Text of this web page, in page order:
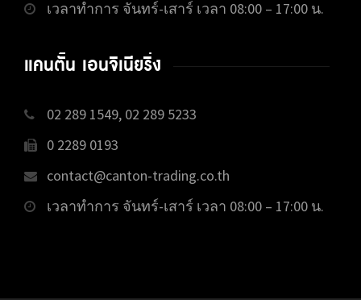
เวลาทำการ จันทร์-เสาร์ เวลา 08:00 – 17:00 น.
แคนตั้น เอนจิเนียริ่ง
02 289 1549, 02 289 5233
0 2289 0193
contact@canton-trading.co.th
เวลาทำการ จันทร์-เสาร์ เวลา 08:00 – 17:00 น.